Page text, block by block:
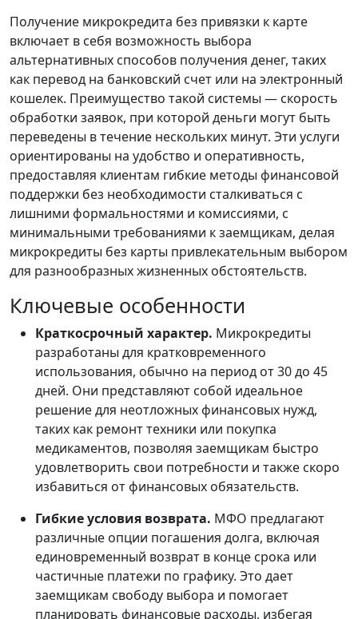
Получение микрокредита без привязки к карте
включает в себя возможность выбора
альтернативных способов получения денег, таких
как перевод на банковский счет или на электронный
кошелек. Преимущество такой системы — скорость
обработки заявок, при которой деньги могут быть
переведены в течение нескольких минут. Эти услуги
ориентированы на удобство и оперативность,
предоставляя клиентам гибкие методы финансовой
поддержки без необходимости сталкиваться с
лишними формальностями и комиссиями, с
минимальными требованиями к заемщикам, делая
микрокредиты без карты привлекательным выбором
для разнообразных жизненных обстоятельств.
Ключевые особенности
Краткосрочный характер. Микрокредиты
разработаны для кратковременного
использования, обычно на период от 30 до 45
дней. Они представляют собой идеальное
решение для неотложных финансовых нужд,
таких как ремонт техники или покупка
медикаментов, позволяя заемщикам быстро
удовлетворить свои потребности и также скоро
избавиться от финансовых обязательств.
Гибкие условия возврата. МФО предлагают
различные опции погашения долга, включая
единовременный возврат в конце срока или
частичные платежи по графику. Это дает
заемщикам свободу выбора и помогает
планировать финансовые расходы, избегая